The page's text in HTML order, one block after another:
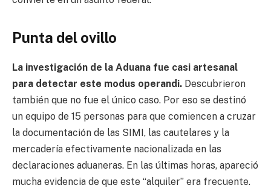
Punta del ovillo
La investigación de la Aduana fue casi artesanal
para detectar este modus operandi. Descubrieron
también que no fue el único caso. Por eso se destinó
un equipo de 15 personas para que comiencen a cruzar
la documentación de las SIMI, las cautelares y la
mercadería efectivamente nacionalizada en las
declaraciones aduaneras. En las últimas horas, apareció
mucha evidencia de que este “alquiler” era frecuente.